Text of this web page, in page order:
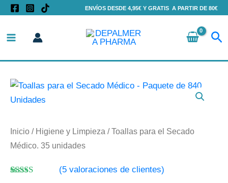
contenido
ENVÍOS DESDE 4,95€ Y GRATIS A PARTIR DE 80€
Inicio / Higiene y Limpieza / Toallas para el Secado
Médico. 35 unidades
(5valoraciones de clientes)
Toallas
para
Secado
Médico.
unidades